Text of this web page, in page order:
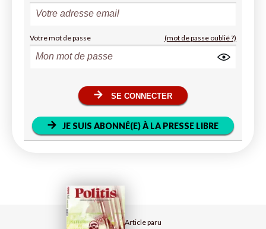
Article paru
Votre mot de passe (mot de passe oublié ?)
SE CONNECTER
JE SUIS ABONNÉ(E) À LA PRESSE LIBRE